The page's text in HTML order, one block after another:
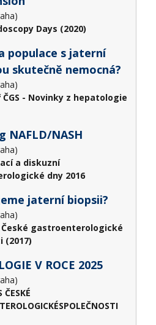
Days (2020)
populace s jaterní
skutečně nemocná?
ČGS - Novinky z hepatologie
NAFLD/NASH
a diskuzní
dny 2016
jaterní biopsii?
gastroenterologické
(2017)
V ROCE 2025
ČESKÉ